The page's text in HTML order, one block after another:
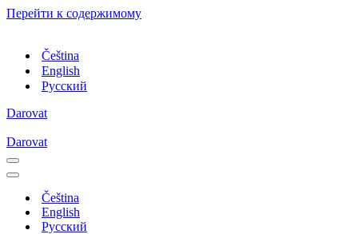
Перейти к содержимому
Čeština
English
Русский
Darovat
Darovat
Меню
навигации
Меню
навигацииČeština
English
Русский